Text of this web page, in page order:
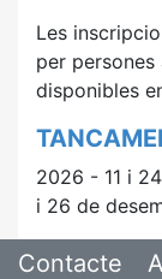
Les
per
disponibles
2026 - 11 i
i 26 de
Contacte